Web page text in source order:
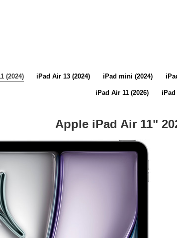
(2024) iPad Air 13 (2024) iPad mini (2024)
iPad Air 11 (2026) iPad
Apple iPad Air 11"